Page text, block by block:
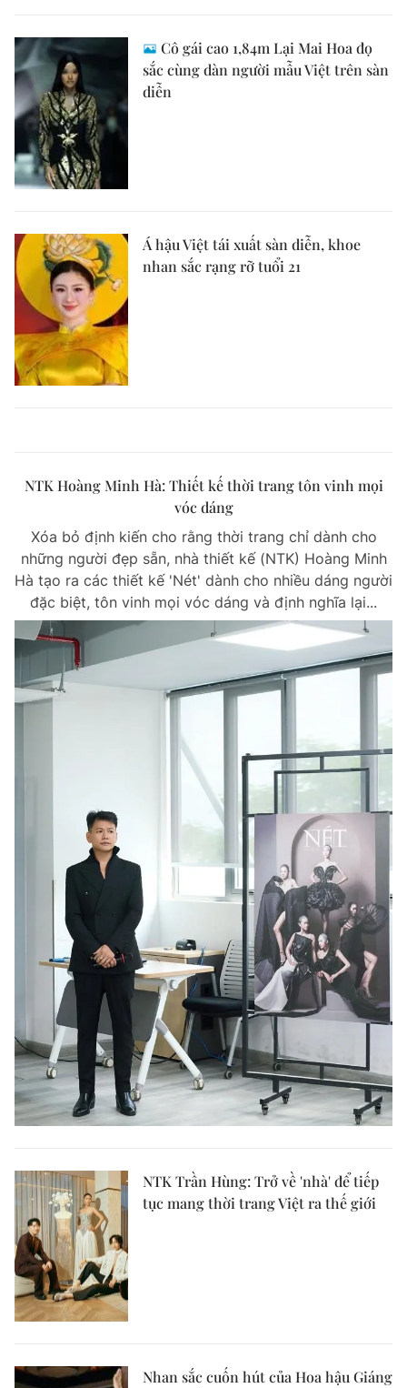
Cô gái cao 1,84m Lại Mai Hoa đọ
sắc cùng dàn người mẫu Việt trên sàn
diễn
Á hậu Việt tái xuất sàn diễn, khoe
nhan sắc rạng rỡ tuổi 21
NTK Hoàng Minh Hà: Thiết kế thời trang tôn vinh mọi
vóc dáng
Xóa bỏ định kiến cho rằng thời trang chỉ dành cho
những người đẹp sẵn, nhà thiết kế (NTK) Hoàng Minh
Hà tạo ra các thiết kế 'Nét' dành cho nhiều dáng người
đặc biệt, tôn vinh mọi vóc dáng và định nghĩa lại...
NTK Trần Hùng: Trở về 'nhà' để tiếp
tục mang thời trang Việt ra thế giới
Nhan sắc cuốn hút của Hoa hậu Giáng